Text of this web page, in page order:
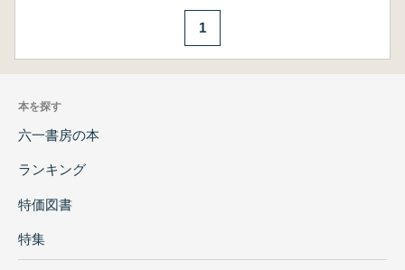
1
本を探す
六一書房の本
ランキング
特価図書
特集